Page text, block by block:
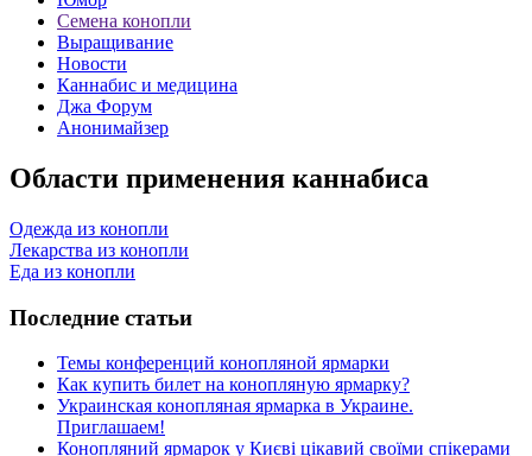
Семена конопли
Выращивание
Новости
Каннабис и медицина
Джа Форум
Анонимайзер
Области применения каннабиса
Одежда из конопли
Лекарства из конопли
Еда из конопли
Последние статьи
Темы конференций конопляной ярмарки
Как купить билет на конопляную ярмарку?
Украинская конопляная ярмарка в Украине.
Приглашаем!
Конопляний ярмарок у Києві цікавий своїми спікерами